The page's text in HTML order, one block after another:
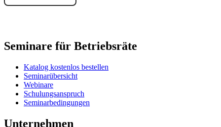
Seminare für Betriebsräte
Katalog kostenlos bestellen
Seminarübersicht
Webinare
Schulungsanspruch
Seminarbedingungen
Unternehmen